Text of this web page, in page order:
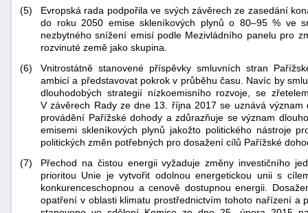
(5)
Evropská rada podpořila ve svých závěrech ze zasedání
do roku 2050 emise skleníkových plynů o 80–95 % ve
nezbytného snížení emisí podle Mezivládního panelu pro
rozvinuté země jako skupina.
(6)
Vnitrostátně stanovené příspěvky smluvních stran
ambicí a představovat pokrok v průběhu času. Navíc by
dlouhodobých strategií nízkoemisního rozvoje, se
V závěrech Rady ze dne 13. října 2017 se uznává
provádění Pařížské dohody a zdůrazňuje se význam
emisemi skleníkových plynů jakožto politického nástroje
politických změn potřebných pro dosažení cílů Pařížské
(7)
Přechod na čistou energii vyžaduje změny investičního
prioritou Unie je vytvořit odolnou energetickou unii s
konkurenceschopnou a cenově dostupnou energii.
opatření v oblasti klimatu prostřednictvím tohoto nařízení a
náhrady
"náhradě